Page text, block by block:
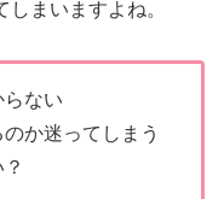
まいますよね。
らない
か迷ってしまう